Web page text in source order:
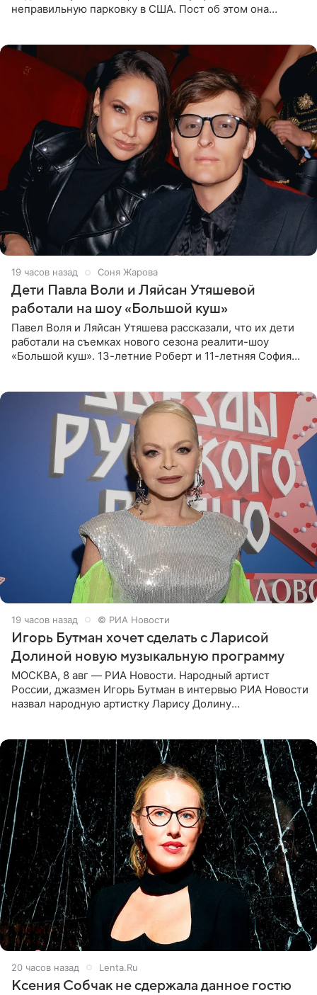
неправильную парковку в США. Пост об этом она
19 часов назад Соня Жарова
Дети Павла Воли и Ляйсан Утяшевой
работали на шоу «Большой куш»
Павел Воля и Ляйсан Утяшева рассказали, что их дети
работали на съемках нового сезона реалити-шоу
«Большой куш». 13-летние Роберт и 11-летняя София
19 часов назад © РИА Новости
Игорь Бутман хочет сделать с Ларисой
Долиной новую музыкальную программу
МОСКВА, 8 авг — РИА Новости. Народный артист
России, джазмен Игорь Бутман в интервью РИА Новости
назвал народную артистку Ларису Долину
20 часов назад Lenta.Ru
Ксения Собчак не сдержала данное гостю